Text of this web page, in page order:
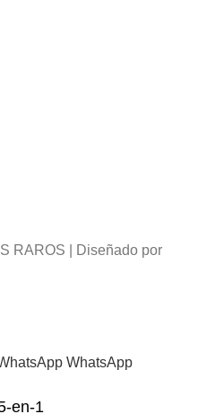
RAROS | Diseñado por
WhatsApp
en-1